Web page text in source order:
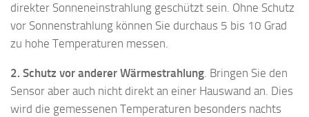
direkter Sonneneinstrahlung geschützt sein. Ohne Schutz
vor Sonnenstrahlung können Sie durchaus 5 bis 10 Grad
zu hohe Temperaturen messen.
2. Schutz vor anderer Wärmestrahlung. Bringen Sie den
Sensor aber auch nicht direkt an einer Hauswand an. Dies
wird die gemessenen Temperaturen besonders nachts